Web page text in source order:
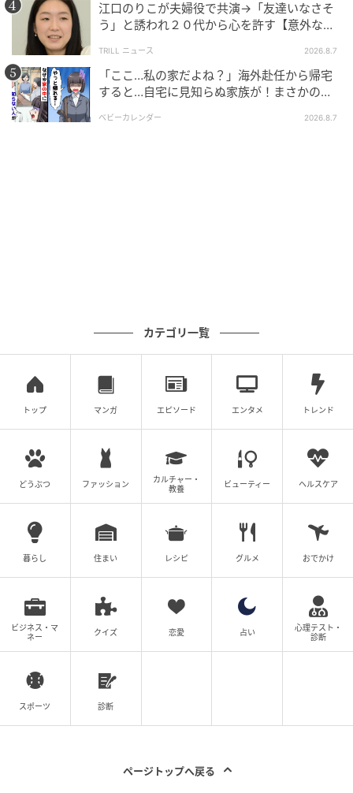
エキサイトニュース
エキサイトニュース
エキサイトニュース
妻の厳しい口調に、もう少し優しく言ってほしいとお
娠中はピリピリするものとはいえ、このままではいろ
江口のりこが夫婦役で共演→「友達いなさそ
う」と誘われ２０代から心を許す【意外な親
TRILL ニュース 2026.8.7
「ここ…私の家だよね？」海外赴任から帰宅
すると…自宅に見知らぬ家族が！まさかの真
ベビーカレンダー 2026.8.7
カテゴリ一覧
トップ マンガ エピソード エンタメ トレンド
どうぶつ ファッション
カルチャー・
教養
ビューティー ヘルスケア
暮らし 住まい レシピ グルメ おでかけ
ビジネス・マ
ネー
クイズ 恋愛 占い
心理テスト・
診断
スポーツ 診断
ページトップへ戻る